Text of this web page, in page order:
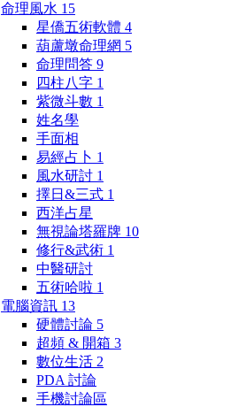
命理風水 15
星僑五術軟體 4
葫蘆墩命理網 5
命理問答 9
四柱八字 1
紫微斗數 1
姓名學
手面相
易經占卜 1
風水研討 1
擇日&三式 1
西洋占星
無視論塔羅牌 10
修行&武術 1
中醫研討
五術哈啦 1
電腦資訊 13
硬體討論 5
超頻 & 開箱 3
數位生活 2
PDA 討論
手機討論區